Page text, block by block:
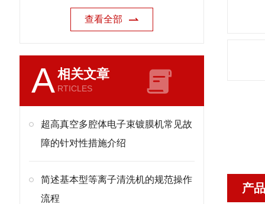
查看全部
A相关文章
RTICLES
超高真空多腔体电子束镀膜机常见故
障的针对性措施介绍
简述基本型等离子清洗机的规范操作
流程
产